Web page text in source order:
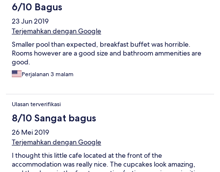
6/10 Bagus
23 Jun 2019
Terjemahkan dengan Google
Smaller pool than expected, breakfast buffet was horrible.
Rooms however are a good size and bathroom ammenities are
good.
Perjalanan 3 malam
Ulasan terverifikasi
8/10 Sangat bagus
26 Mei 2019
Terjemahkan dengan Google
I thought this little cafe located at the front of the
accommodation was really nice. The cupcakes look amazing,